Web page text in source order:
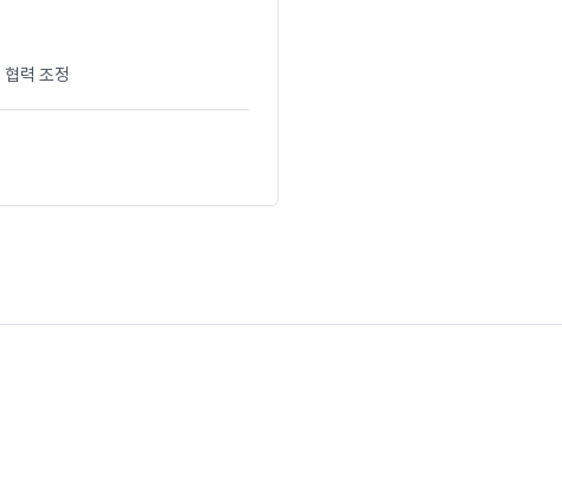
협력 조정